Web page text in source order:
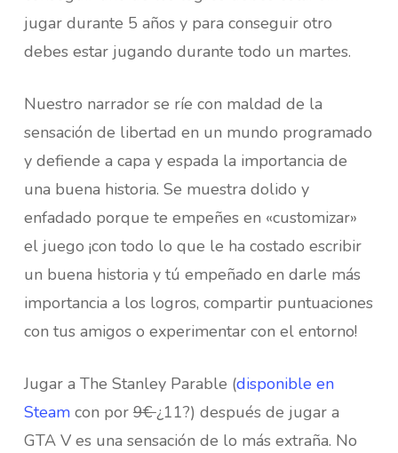
jugar durante 5 años y para conseguir otro
debes estar jugando durante todo un martes.
Nuestro narrador se ríe con maldad de la
sensación de libertad en un mundo programado
y defiende a capa y espada la importancia de
una buena historia. Se muestra dolido y
enfadado porque te empeñes en «customizar»
el juego ¡con todo lo que le ha costado escribir
un buena historia y tú empeñado en darle más
importancia a los logros, compartir puntuaciones
con tus amigos o experimentar con el entorno!
Jugar a The Stanley Parable (disponible en
Steamcon por 9€¿11?) después de jugar a
GTA V es una sensación de lo más extraña. No